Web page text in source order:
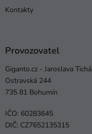
Kontakty
Provozovatel
Giganto.cz - Jaroslava Tichá
Ostravská 244
735 81 Bohumín
IČO: 60283645
DIČ: CZ7652135315